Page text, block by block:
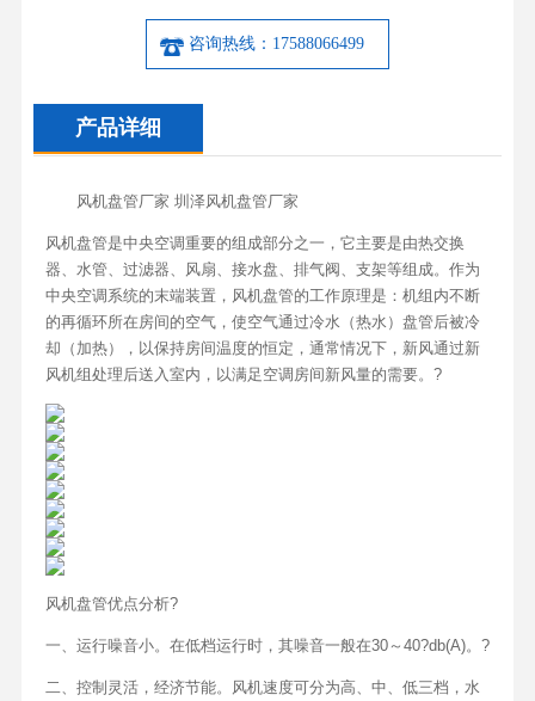
咨询热线：17588066499
产品详细
风机盘管厂家 圳泽风机盘管厂家
风机盘管是中央空调重要的组成部分之一，它主要是由热交换
器、水管、过滤器、风扇、接水盘、排气阀、支架等组成。作为
中央空调系统的末端装置，风机盘管的工作原理是：机组内不断
的再循环所在房间的空气，使空气通过冷水（热水）盘管后被冷
却（加热），以保持房间温度的恒定，通常情况下，新风通过新
风机组处理后送入室内，以满足空调房间新风量的需要。?
风机盘管优点分析?
一、运行噪音小。在低档运行时，其噪音一般在30～40?db(A)。?
二、控制灵活，经济节能。风机速度可分为高、中、低三档，水